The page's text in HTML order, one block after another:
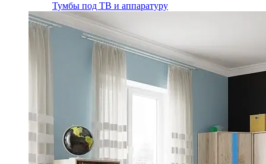
Тумбы под ТВ и аппаратуру